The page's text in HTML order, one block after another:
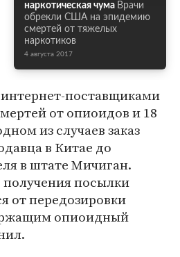
наркотическая чума Врачи
обрекли США на эпидемию
смертей от тяжелых
наркотиков
4 августа 2017
поставщиками
от опиоидов и 18
из случаев заказ
в Китае до
в штате Мичиган.
получения посылки
от передозировки
опиоидный